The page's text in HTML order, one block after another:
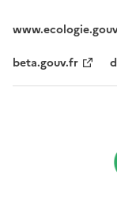
beta.gouv.fr